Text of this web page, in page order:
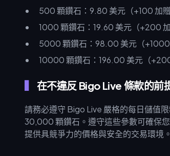
500 顆鑽石：9.80 美元（+100 加贈
1000 顆鑽石：19.60 美元（+200 加
5000 顆鑽石：98.00 美元（+1000
10000 顆鑽石：196.00 美元（
在不違反 Bigo Live 條款的前
請務必遵守 Bigo Live 嚴格的每日儲值
30,000 顆鑽石。遵守這些參數可確保
提供具競爭力的價格與安全的交易環境。